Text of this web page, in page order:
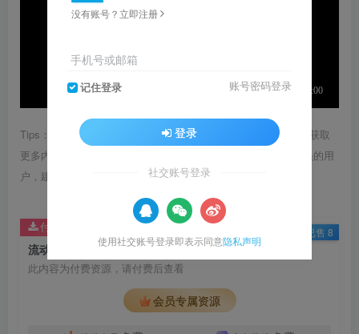
Tips：1.内容图片或视频可能会有压缩，若文章提供下载服务，获取
更多内容（无展示酷水印）可在下方下载； 2.没有百度网盘会员的用
户，建议用123云盘可获得更快的下载速度。
流动宇宙 沉浸通道空间 数字艺术通道
此内容为付费资源，请付费后查看
会员专属资源
付费资源 已售 8
没有账号？立即注册
手机号或邮箱
记住登录 账号密码登录
登录
社交账号登录
使用社交账号登录即表示同意隐私声明